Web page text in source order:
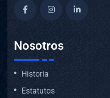
Nosotros
Historia
Estatutos